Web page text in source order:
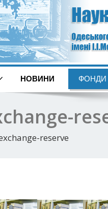
НОВИНИ ФОНДИ
reserve